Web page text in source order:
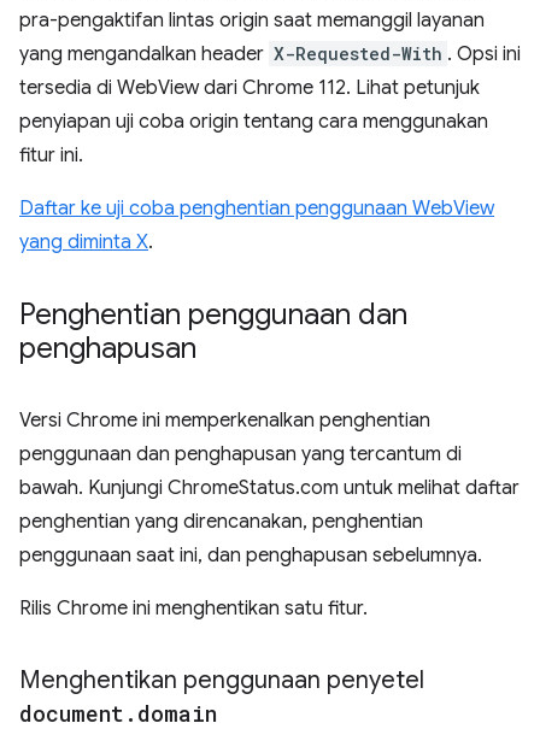
pra-pengaktifan lintas origin saat memanggil layanan
yang mengandalkan header X-Requested-With . Opsi ini
tersedia di WebView dari Chrome 112. Lihat petunjuk
penyiapan uji coba origin tentang cara menggunakan
fitur ini.
Daftar ke uji coba penghentian penggunaan WebView
yang diminta X.
Penghentian penggunaan dan
penghapusan
Versi Chrome ini memperkenalkan penghentian
penggunaan dan penghapusan yang tercantum di
bawah. Kunjungi ChromeStatus.com untuk melihat daftar
penghentian yang direncanakan, penghentian
penggunaan saat ini, dan penghapusan sebelumnya.
Rilis Chrome ini menghentikan satu fitur.
Menghentikan penggunaan penyetel
document . domain